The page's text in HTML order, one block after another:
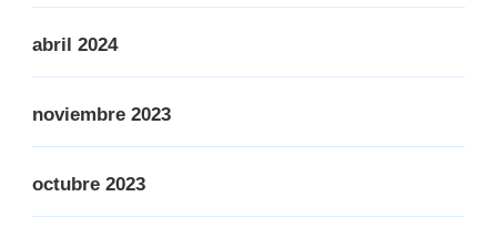
abril 2024
noviembre 2023
octubre 2023